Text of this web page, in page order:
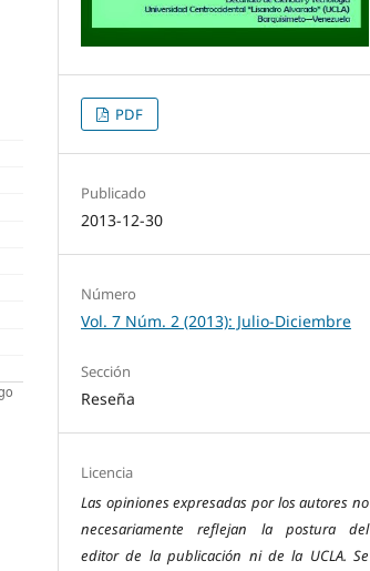
PDF
Publicado
2013-12-30
Número
Vol. 7 Núm. 2 (2013): Julio-Diciembre
Sección
Reseña
Licencia
Las opiniones expresadas por los autores no
necesariamente reflejan la postura del
editor de la publicación ni de la UCLA. Se